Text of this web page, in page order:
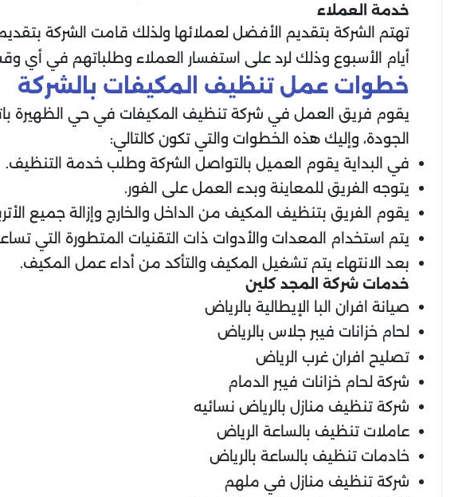
خدمة العملاء
تهتم الشركة بتقديم الأفضل لعملائها ولذلك قامت الشركة
أيام الأسبوع وذلك لرد على استفسار العملاء وطلباتهم في أي
خطوات عمل تنظيف المكيفات بالشركة
يقوم فريق العمل في شركة تنظيف المكيفات في حي الظهيرة
الجودة، وإليك هذه الخطوات والتي تكون كالتالي:
في البداية يقوم العميل بالتواصل الشركة وطلب خدمة التنظيف.
يتوجه الفريق للمعاينة وبدء العمل على الفور.
يقوم الفريق بتنظيف المكيف من الداخل والخارج وإزالة جميع
يتم استخدام المعدات والأدوات ذات التقنيات المتطورة التي
بعد الانتهاء يتم تشغيل المكيف والتأكد من أداء عمل المكيف.
خدمات شركة المجد كلين
صيانة افران البا الإيطالية بالرياض
لحام خزانات فيبر جلاس بالرياض
تصليح افران غرب الرياض
شركة لحام خزانات فيبر الدمام
شركة تنظيف منازل بالرياض نسائيه
عاملات تنظيف بالساعة الرياض
خادمات تنظيف بالساعة بالرياض
شركة تنظيف منازل في ملهم